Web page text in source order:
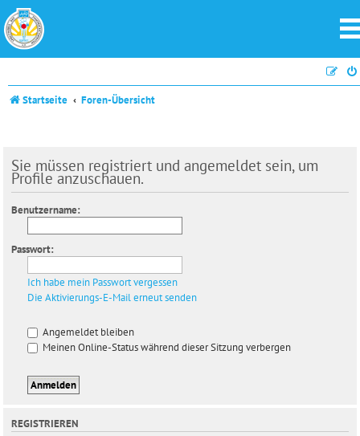
Startseite Foren-Übersicht
Sie müssen registriert und angemeldet sein, um
Profile anzuschauen.
Benutzername:
Passwort:
Ich habe mein Passwort vergessen
Die Aktivierungs-E-Mail erneut senden
Angemeldet bleiben
Meinen Online-Status während dieser Sitzung verbergen
REGISTRIEREN